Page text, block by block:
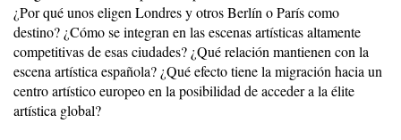
¿Por qué unos eligen Londres y otros Berlín o París como
destino? ¿Cómo se integran en las escenas artísticas altamente
competitivas de esas ciudades? ¿Qué relación mantienen con la
escena artística española? ¿Qué efecto tiene la migración hacia un
centro artístico europeo en la posibilidad de acceder a la élite
artística global?